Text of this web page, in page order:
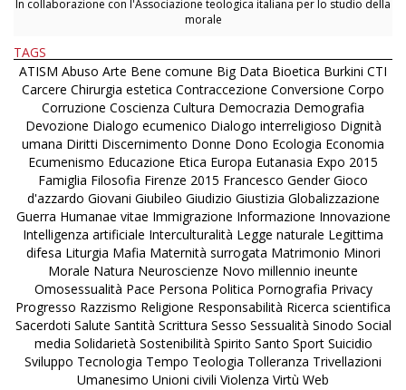
In collaborazione con l'Associazione teologica italiana per lo studio della
morale
TAGS
ATISM Abuso Arte Bene comune Big Data Bioetica Burkini CTI
Carcere Chirurgia estetica Contraccezione Conversione Corpo
Corruzione Coscienza Cultura Democrazia Demografia
Devozione Dialogo ecumenico Dialogo interreligioso Dignità
umana Diritti Discernimento Donne Dono Ecologia Economia
Ecumenismo Educazione Etica Europa Eutanasia Expo 2015
Famiglia Filosofia Firenze 2015 Francesco Gender Gioco
d'azzardo Giovani Giubileo Giudizio Giustizia Globalizzazione
Guerra Humanae vitae Immigrazione Informazione Innovazione
Intelligenza artificiale Interculturalità Legge naturale Legittima
difesa Liturgia Mafia Maternità surrogata Matrimonio Minori
Morale Natura Neuroscienze Novo millennio ineunte
Omosessualità Pace Persona Politica Pornografia Privacy
Progresso Razzismo Religione Responsabilità Ricerca scientifica
Sacerdoti Salute Santità Scrittura Sesso Sessualità Sinodo Social
media Solidarietà Sostenibilità Spirito Santo Sport Suicidio
Sviluppo Tecnologia Tempo Teologia Tolleranza Trivellazioni
Umanesimo Unioni civili Violenza Virtù Web